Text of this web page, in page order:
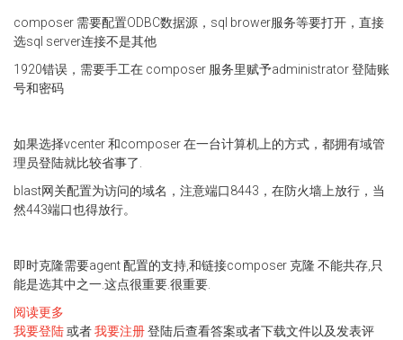
composer 需要配置ODBC数据源，sql brower服务等要打开，直接
选sql server连接不是其他
1920错误，需要手工在 composer 服务里赋予administrator 登陆账
号和密码
如果选择vcenter 和composer 在一台计算机上的方式，都拥有域管
理员登陆就比较省事了.
blast网关配置为访问的域名，注意端口8443，在防火墙上放行，当
然443端口也得放行。
即时克隆需要agent 配置的支持,和链接composer 克隆 不能共存,只
能是选其中之一.这点很重要.很重要.
阅读更多
于
我要登陆或者我要注册登陆后查看答案或者下载文件以及发表评